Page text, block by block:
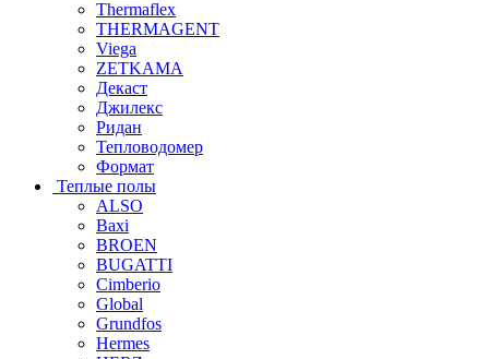
Thermaflex
THERMAGENT
Viega
ZETKAMA
Декаст
Джилекс
Ридан
Тепловодомер
Формат
Теплые полы
ALSO
Baxi
BROEN
BUGATTI
Cimberio
Global
Grundfos
Hermes